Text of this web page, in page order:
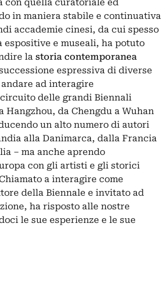
con quella curatoriale ed
in maniera stabile e continuativa
accademie cinesi, da cui spesso
e museali, ha potuto
la storia contemporanea
espressiva di diverse
ad interagire
delle grandi Biennali
Hangzhou, da Chengdu a Wuhan
un alto numero di autori
alla Danimarca, dalla Francia
– ma anche aprendo
con gli artisti e gli storici
a interagire come
della Biennale e invitato ad
ha risposto alle nostre
le sue esperienze e le sue